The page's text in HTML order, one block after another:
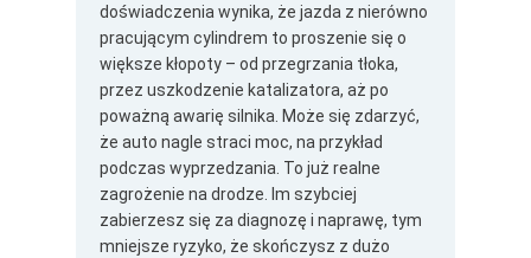
doświadczenia wynika, że jazda z nierówno
pracującym cylindrem to proszenie się o
większe kłopoty – od przegrzania tłoka,
przez uszkodzenie katalizatora, aż po
poważną awarię silnika. Może się zdarzyć,
że auto nagle straci moc, na przykład
podczas wyprzedzania. To już realne
zagrożenie na drodze. Im szybciej
zabierzesz się za diagnozę i naprawę, tym
mniejsze ryzyko, że skończysz z dużo